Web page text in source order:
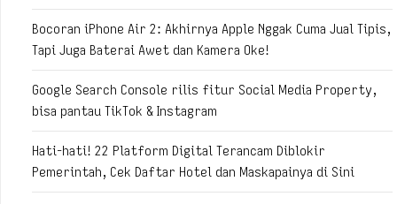
Bocoran iPhone Air 2: Akhirnya Apple Nggak Cuma Jual Tipis,
Tapi Juga Baterai Awet dan Kamera Oke!
Google Search Console rilis fitur Social Media Property,
bisa pantau TikTok & Instagram
Hati-hati! 22 Platform Digital Terancam Diblokir
Pemerintah, Cek Daftar Hotel dan Maskapainya di Sini